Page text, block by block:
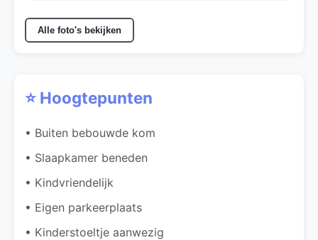
Alle foto's bekijken
⭐ Hoogtepunten
• Buiten bebouwde kom
• Slaapkamer beneden
• Kindvriendelijk
• Eigen parkeerplaats
• Kinderstoeltje aanwezig